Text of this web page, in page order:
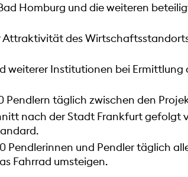
Homburg und die weiteren
des
weiterer Institutionen bei Ermittlung
Pendlern täglich zwischen den
nach der Stadt Frankfurt gefolgt
und Pendler täglich
Fahrrad umsteigen.